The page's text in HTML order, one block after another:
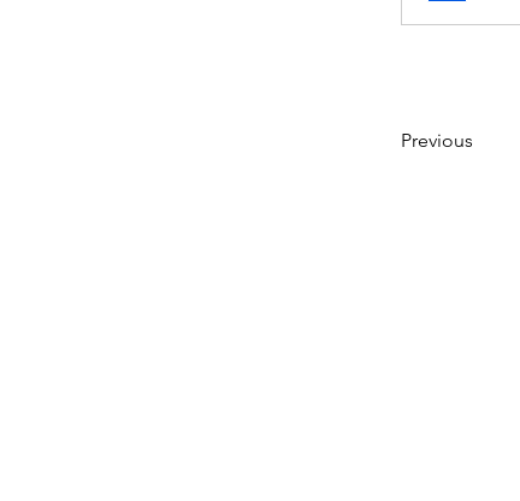
Previous